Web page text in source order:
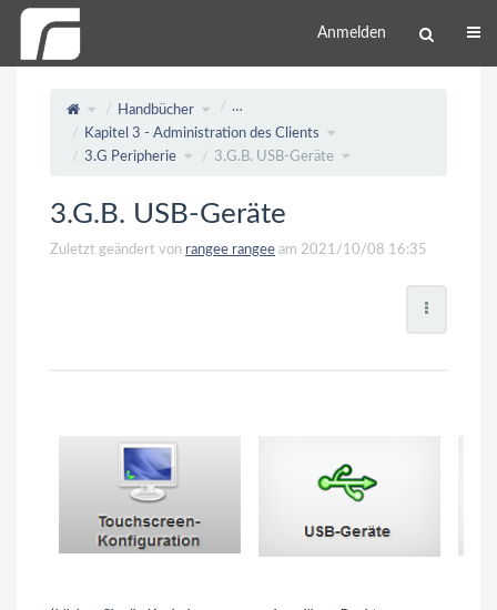
Anmelden
Handbücher
…
Kapitel 3 - Administration des Clients
3.G Peripherie
3.G.B. USB-Geräte
3.G.B. USB-Geräte
Zuletzt geändert von rangee rangee am 2021/10/08 16:35